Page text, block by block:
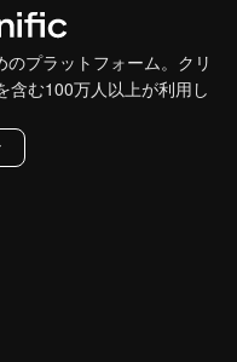
プラットフォーム。クリ
含む100万人以上が利用し